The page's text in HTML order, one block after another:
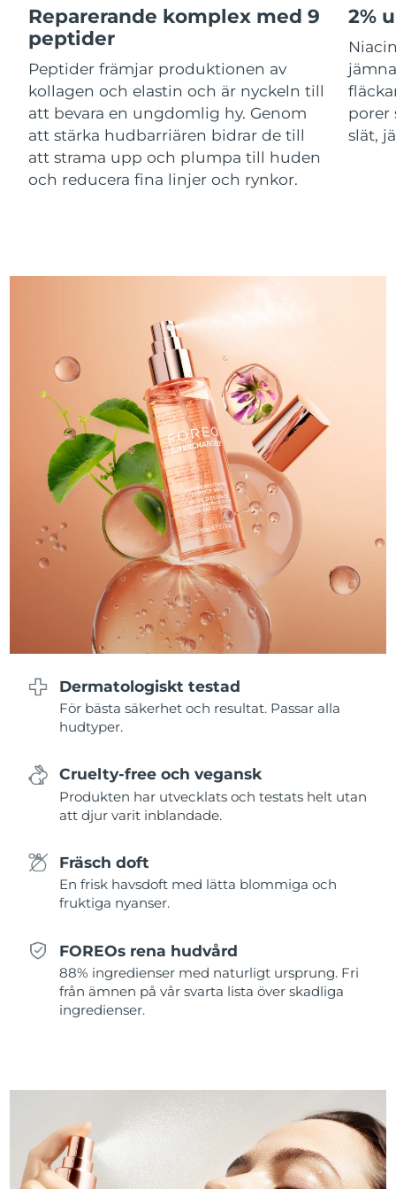
Reparerande komplex med 9
peptider
Peptider främjar produktionen av
kollagen och elastin och är nyckeln till
att bevara en ungdomlig hy. Genom
att stärka hudbarriären bidrar de till
att strama upp och plumpa till huden
och reducera fina linjer och rynkor.
2%
porer
slät,
Dermatologiskt testad
För bästa säkerhet och resultat. Passar alla
hudtyper.
Cruelty-free och vegansk
Produkten har utvecklats och testats helt utan
att djur varit inblandade.
Fräsch doft
En frisk havsdoft med lätta blommiga och
fruktiga nyanser.
FOREOs rena hudvård
88% ingredienser med naturligt ursprung. Fri
från ämnen på vår svarta lista över skadliga
ingredienser.
Kazakstan Förväntad leverans 11/08/2026
Kuwait
Förväntad leverans
09/08/2026
Lettland
Förväntad leverans
09/08/2026
Libanon Förväntad leverans
09/08/2026
Förväntad leverans
Malaysia Förväntad leverans
Malta
Förväntad leverans
09/08/2026
Mexiko Förväntad leverans13/08/2026
Monaco Förväntad leverans
Nederländerna
Förväntad leverans
09/08/2026
Nya Zeeland
Förväntad leverans
Förväntad leverans
09/08/2026
Oman Förväntad leverans
Filippinerna
Polen Förväntad leverans
Portugal
Puerto Rico
Réunion Förväntad leverans
Rumänien
Förväntad leverans
Saudiarabien Förväntad leverans10/08/2026
Singapore Förväntad leverans 11/08/2026
Slovakien
Förväntad leverans